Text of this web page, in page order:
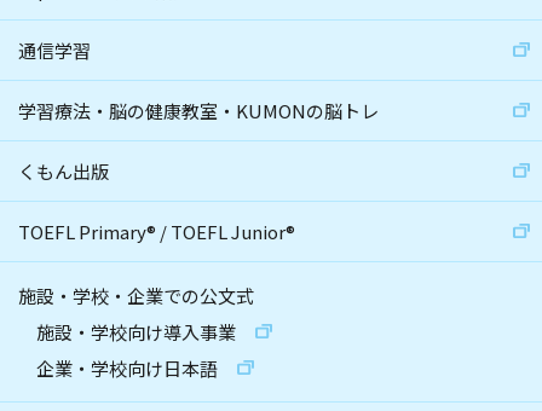
通信学習
学習療法・脳の健康教室・KUMONの脳トレ
くもん出版
TOEFL Primary® /TOEFL Junior®
施設・学校・企業での公文式
施設・学校向け導入事業
企業・学校向け日本語